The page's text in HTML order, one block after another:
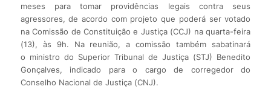
meses para tomar providências legais contra seus
agressores, de acordo com projeto que poderá ser votado
na Comissão de Constituição e Justiça (CCJ) na quarta-feira
(13), às 9h. Na reunião, a comissão também sabatinará
o ministro do Superior Tribunal de Justiça (STJ) Benedito
Gonçalves, indicado para o cargo de corregedor do
Conselho Nacional de Justiça (CNJ).